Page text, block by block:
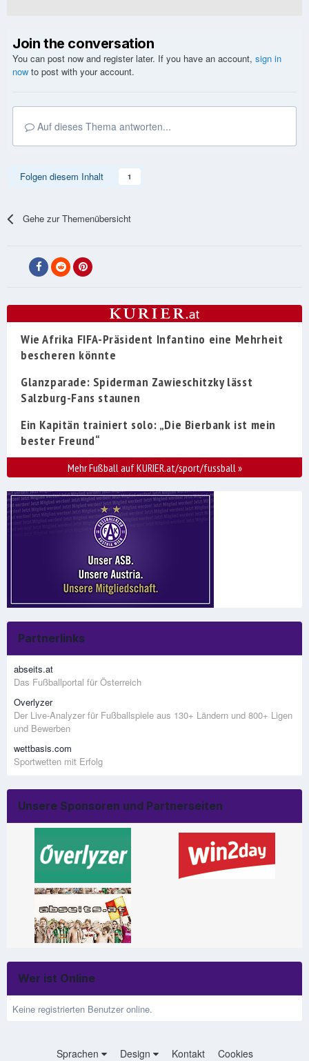
Join the conversation
You can post now and register later. If you have an account, sign in
now to post with your account.
Auf dieses Thema antworten...
Folgen diesem Inhalt 1
Gehe zur Themenübersicht
Wie Afrika FIFA-Präsident Infantino eine Mehrheit
bescheren könnte
Glanzparade: Spiderman Zawieschitzky lässt
Salzburg-Fans staunen
Ein Kapitän trainiert solo: „Die Bierbank ist mein
bester Freund“
Mehr Fußball auf KURIER.at/sport/fussball»
Partnerlinks
abseits.at
Das Fußballportal für Österreich
Overlyzer
Der Live-Analyzer für Fußballspiele aus 130+ Ländern und 800+ Ligen
und Bewerben
wettbasis.com
Sportwetten mit Erfolg
Unsere Sponsoren und Partnerseiten
Wer ist Online
Keine registrierten Benutzer online.
Sprachen Design Kontakt Cookies